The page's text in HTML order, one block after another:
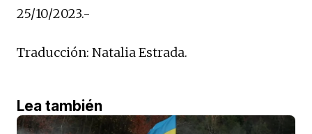
25/10/2023.-
Traducción: Natalia Estrada.
Lea también